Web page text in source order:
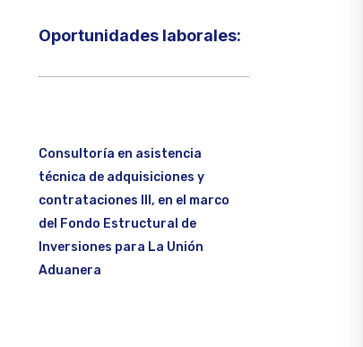
Oportunidades laborales:​
Consultoría en asistencia
técnica de adquisiciones y
contrataciones III, en el marco
del Fondo Estructural de
Inversiones para La Unión
Aduanera